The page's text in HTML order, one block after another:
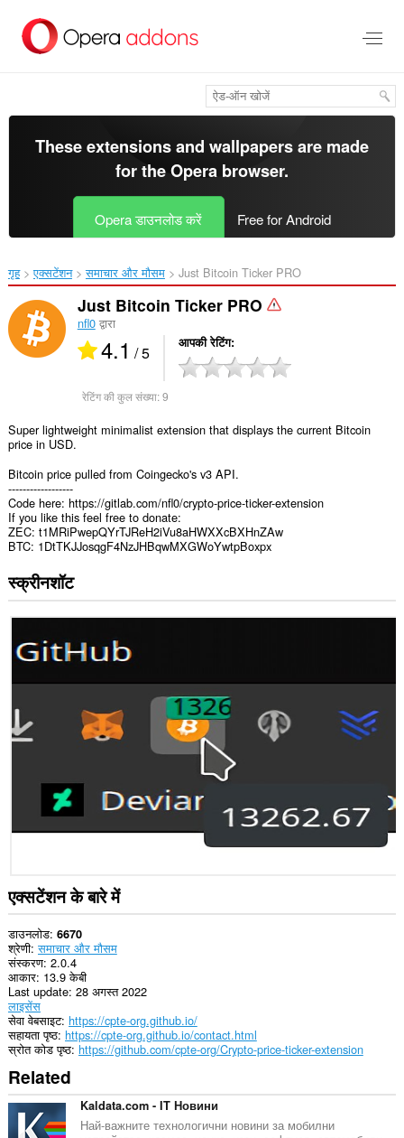
सामग्री
These extensions and wallpapers are made
for theOpera browser.
Opera डाउनलोड करें Free for Android
गृह एक्सटेंशन समाचार और मौसम Just Bitcoin Ticker PRO‎
Just Bitcoin Ticker PRO
nfl0द्वारा
4.1 / 5 आपकी रेटिंग
रेटिंग की कुल संख्या:9
Super lightweight minimalist extension that displays the current Bitcoin
price in USD.
Bitcoin price pulled from Coingecko's v3 API.
------------------
Code here: https://gitlab.com/nfl0/crypto-price-ticker-extension
If you like this feel free to donate:
ZEC: t1MRiPwepQYrTJReH2iVu8aHWXXcBXHnZAw
BTC: 1DtTKJJosqgF4NzJHBqwMXGWoYwtpBoxpx
स्क्रीनशॉट
एक्सटेंशन के बारे में
डाउनलोड 6670
श्रेणी समाचार और मौसम
संस्करण 2.0.4
आकार 13.9 केबी
Last update 28 अगस्त 2022
लाइसेंस
सेवा वेबसाइट https://cpte-org.github.io/
सहायता पृष्ठ https://cpte-org.github.io/contact.html
स्रोत कोड पृष्ठ https://github.com/cpte-org/Crypto-price-ticker-extension
Related
Kaldata.com - IT Новини
Най-важните технологични новини за мобилни